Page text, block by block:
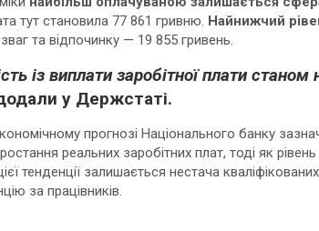
тут становила 77 861 гривню. Найнижчий
та відпочинку — 19 855 гривень.
із виплати заробітної плати
у Держстаті.
прогнозі Національного банку
реальних заробітних плат, тоді як
тенденції залишається нестача
за працівників.